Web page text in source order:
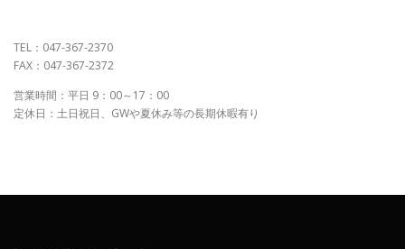
TEL：047-367-2370
FAX：047-367-2372
営業時間：平日 9：00～17：00
定休日：土日祝日、GWや夏休み等の長期休暇有り